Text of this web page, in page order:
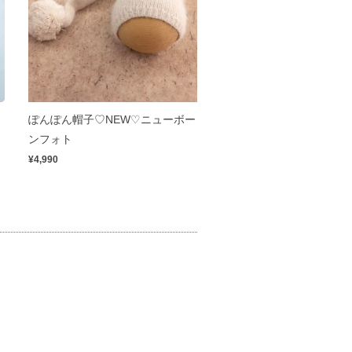
ぽんぽん帽子♡NEW♡ニューボー
ンフォト
¥4,990